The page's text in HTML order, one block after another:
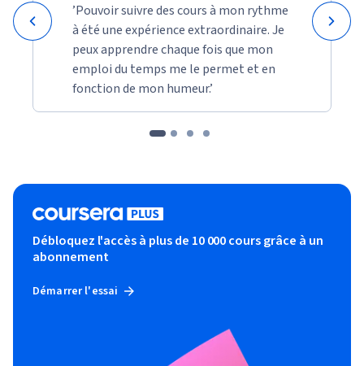
’Pouvoir suivre des cours à mon rythme
à été une expérience extraordinaire. Je
peux apprendre chaque fois que mon
emploi du temps me le permet et en
fonction de mon humeur.’
Débloquez l'accès à plus de 10 000 cours grâce à un
abonnement
Démarrer l'essai